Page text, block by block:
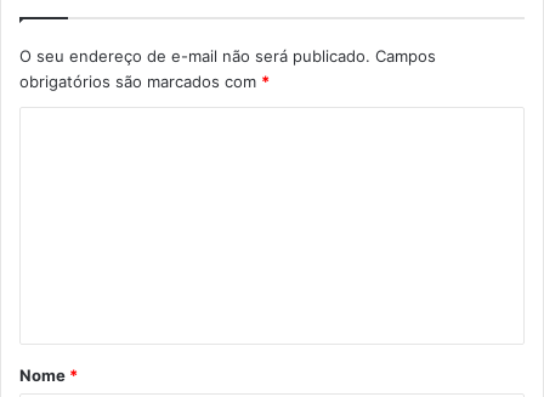
O seu endereço de e-mail não será publicado. Campos
obrigatórios são marcados com *
á
r
Nome *